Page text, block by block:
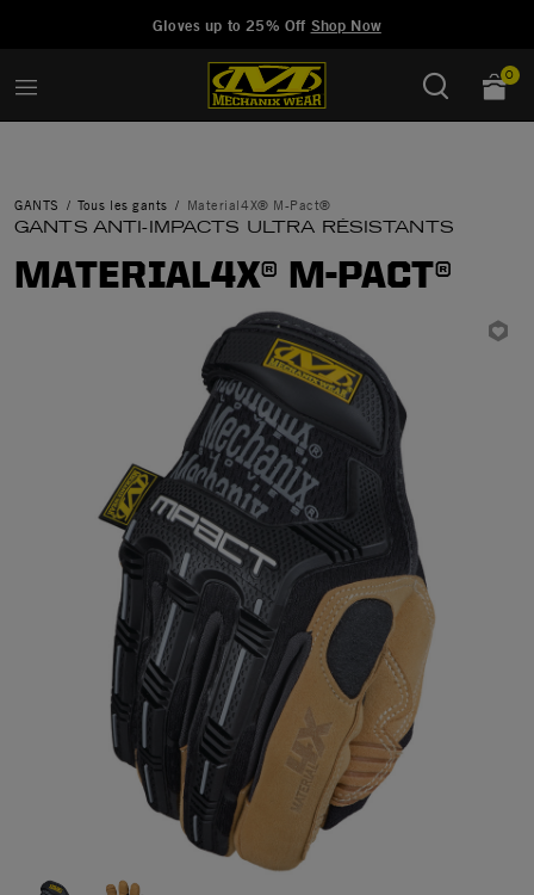
Gloves up to 25% Off Shop Now
0
GANTS Tous les gants Material4X® M-Pact®
GANTS ANTI-IMPACTS ULTRA RÉSISTANTS
MATERIAL4X® M-PACT®
Manage Wishlist